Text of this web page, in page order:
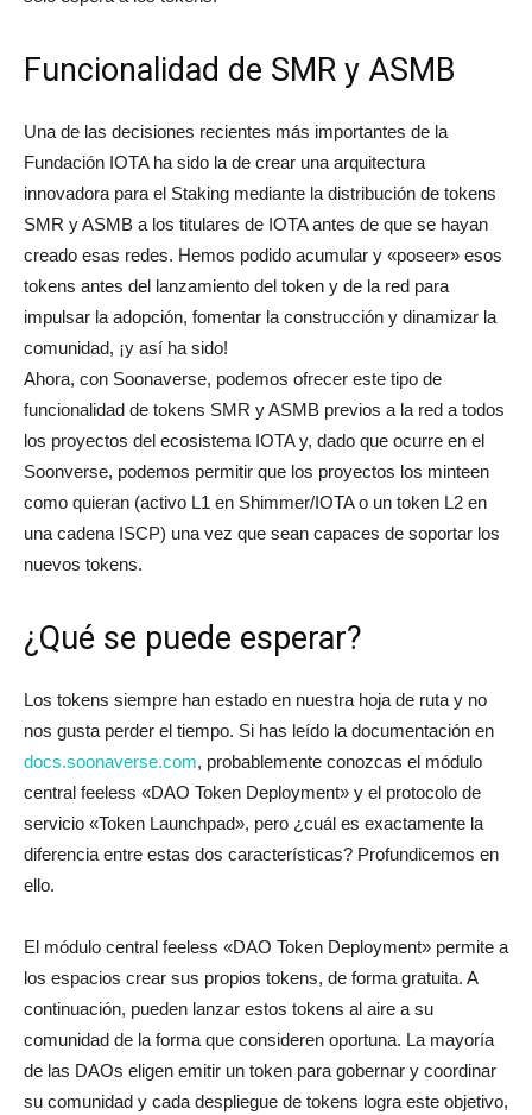
Funcionalidad de SMR y ASMB
Una de las decisiones recientes más importantes de la
Fundación IOTA ha sido la de crear una arquitectura
innovadora para el Staking mediante la distribución de tokens
SMR y ASMB a los titulares de IOTA antes de que se hayan
creado esas redes. Hemos podido acumular y «poseer» esos
tokens antes del lanzamiento del token y de la red para
impulsar la adopción, fomentar la construcción y dinamizar la
comunidad, ¡y así ha sido!
Ahora, con Soonaverse, podemos ofrecer este tipo de
funcionalidad de tokens SMR y ASMB previos a la red a todos
los proyectos del ecosistema IOTA y, dado que ocurre en el
Soonverse, podemos permitir que los proyectos los minteen
como quieran (activo L1 en Shimmer/IOTA o un token L2 en
una cadena ISCP) una vez que sean capaces de soportar los
nuevos tokens.
¿Qué se puede esperar?
Los tokens siempre han estado en nuestra hoja de ruta y no
nos gusta perder el tiempo. Si has leído la documentación en
docs.soonaverse.com, probablemente conozcas el módulo
central feeless «DAO Token Deployment» y el protocolo de
servicio «Token Launchpad», pero ¿cuál es exactamente la
diferencia entre estas dos características? Profundicemos en
ello.
El módulo central feeless «DAO Token Deployment» permite a
los espacios crear sus propios tokens, de forma gratuita. A
continuación, pueden lanzar estos tokens al aire a su
comunidad de la forma que consideren oportuna. La mayoría
de las DAOs eligen emitir un token para gobernar y coordinar
su comunidad y cada despliegue de tokens logra este objetivo,